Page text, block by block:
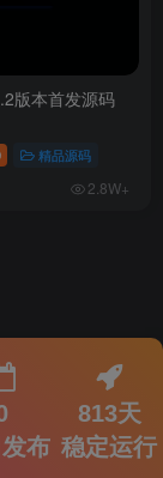
版本首发源码
精品源码
2.8W+
布
813天
稳定运行